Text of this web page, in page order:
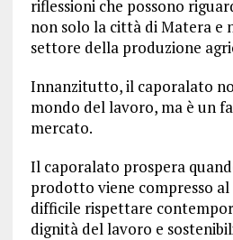
riflessioni che possono
non solo la città di Matera e
settore della produzione
Innanzitutto, il caporalato
mondo del lavoro, ma è un
mercato.
Il caporalato prospera
prodotto viene compresso
difficile rispettare
dignità del lavoro e